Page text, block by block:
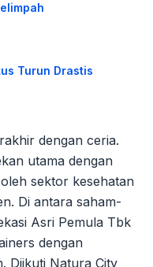
Turun Drastis
dengan ceria.
utama dengan
sektor kesehatan
Di antara saham-
Asri Pemula Tbk
dengan
Diikuti Natura City